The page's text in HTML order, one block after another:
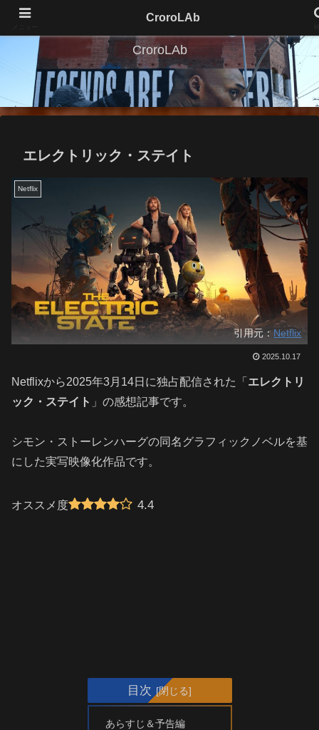
CroroLAb
エレクトリック・ステイト
Netflix
引用元：Netflix
2025.10.17
Netflixから2025年3月14日に独占配信された「 エレクトリ
ック・ステイト 」の感想記事です。
シモン・ストーレンハーグの同名グラフィックノベルを基
にした実写映像化作品です。
オススメ度 4.4
目次
あらすじ＆予告編
CroroLAb